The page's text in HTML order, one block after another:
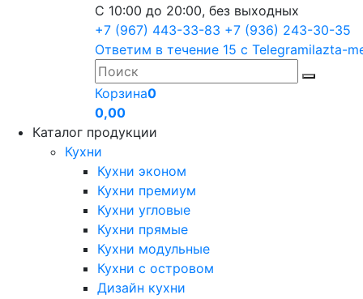
С 10:00 до 20:00, без выходных
+7 (967) 443-33-83 +7 (936) 243-30-35
Ответим в течение 15 с Telegramilazta-
Корзина0
0,00
Каталог продукции
Кухни
Кухни эконом
Кухни премиум
Кухни угловые
Кухни прямые
Кухни модульные
Кухни с островом
Дизайн кухни